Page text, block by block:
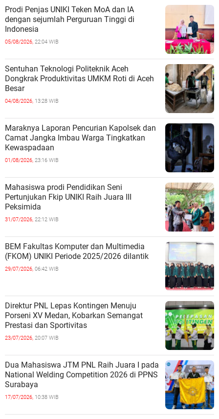
Prodi Penjas UNIKI Teken MoA dan IA
dengan sejumlah Perguruan Tinggi di
Indonesia
05/08/2026, 22:04 WIB
Sentuhan Teknologi Politeknik Aceh
Dongkrak Produktivitas UMKM Roti di Aceh
Besar
04/08/2026, 13:28 WIB
Maraknya Laporan Pencurian Kapolsek dan
Camat Jangka Imbau Warga Tingkatkan
Kewaspadaan
01/08/2026, 23:16 WIB
Mahasiswa prodi Pendidikan Seni
Pertunjukan Fkip UNIKI Raih Juara III
Peksimida
31/07/2026, 22:12 WIB
BEM Fakultas Komputer dan Multimedia
(FKOM) UNIKI Periode 2025/2026 dilantik
29/07/2026, 06:42 WIB
Direktur PNL Lepas Kontingen Menuju
Porseni XV Medan, Kobarkan Semangat
Prestasi dan Sportivitas
23/07/2026, 20:07 WIB
Dua Mahasiswa JTM PNL Raih Juara I pada
National Welding Competition 2026 di PPNS
Surabaya
17/07/2026, 10:38 WIB